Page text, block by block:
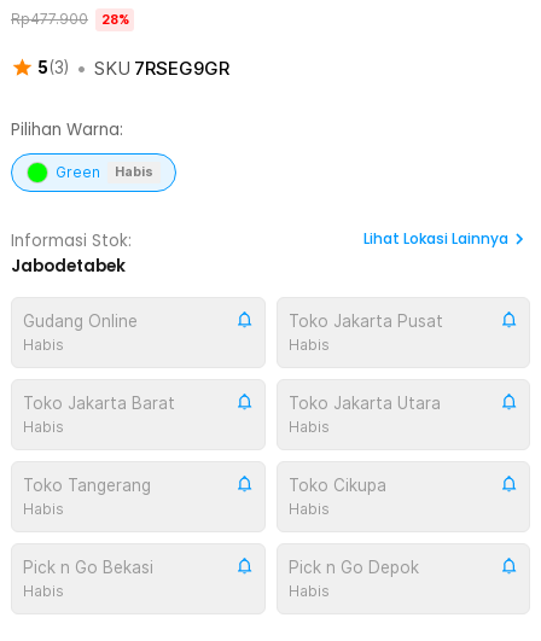
5(3) • SKU 7RSEG9GR
Rp477.900 28%
Pilihan Warna:
Green Habis
Informasi Stok:
Jabodetabek
Lihat Lokasi Lainnya
Gudang Online
Habis
Toko Jakarta Pusat
Habis
Toko Jakarta Barat
Habis
Toko Jakarta Utara
Habis
Toko Tangerang
Habis
Toko Cikupa
Habis
Pick n Go Bekasi
Habis
Pick n Go Depok
Habis